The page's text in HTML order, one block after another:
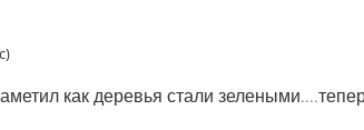
как деревья стали